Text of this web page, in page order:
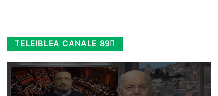
TELEIBLEA CANALE 89